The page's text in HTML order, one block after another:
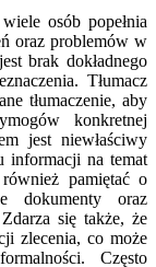
osób popełnia
oraz problemów w
brak dokładnego
Tłumacz
tłumaczenie, aby
konkretnej
jest niewłaściwy
informacji na temat
pamiętać o
dokumenty oraz
się także, że
zlecenia, co może
Często